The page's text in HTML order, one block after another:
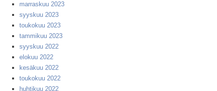
marraskuu 2023
syyskuu 2023
toukokuu 2023
tammikuu 2023
syyskuu 2022
elokuu 2022
kesäkuu 2022
toukokuu 2022
huhtikuu 2022